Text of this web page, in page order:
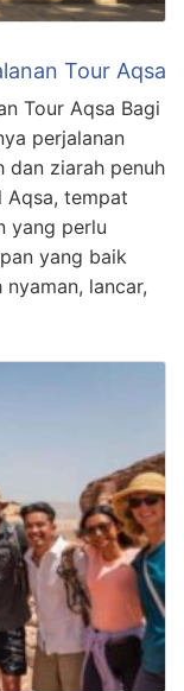
Tour Aqsa
Tour Aqsa Bagi
perjalanan
dan ziarah penuh
Aqsa, tempat
yang perlu
yang baik
lancar,